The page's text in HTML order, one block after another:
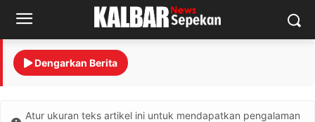
Dengarkan Berita
Atur ukuran teks artikel ini untuk mendapatkan pengalaman